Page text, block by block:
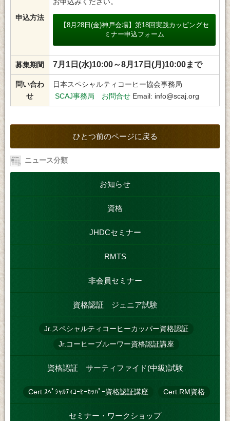
申込方法
お申込みください。
【8月28日(金)神戸会場】第18回実践カッピングセ
ミナー申込フォーム
募集期間 7月1日(水)10:00～8月17日(月)10:00まで
問い合わ
せ
日本スペシャルティコーヒー協会事務局
SCAJ事務局 お問合せ Email: info@scaj.org
ひとつ前のページに戻る
ニュース分類
お知らせ
資格
JHDCセミナー
RMTS
非会員セミナー
資格認証 ジュニア試験
Jr.スペシャルティコーヒーカッパー資格認証
Jr.コーヒーブルーワー資格認証講座
資格認証 サーティファイド(中級)試験
Cert.ｽﾍﾟｼｬﾙﾃｨｺｰﾋｰｶｯﾊﾟｰ資格認証講座 Cert.RM資格
セミナー・ワークショップ